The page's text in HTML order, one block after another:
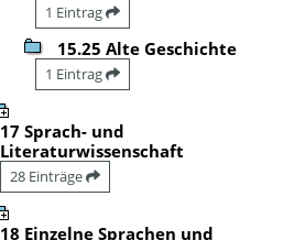
1 Eintrag
15.25 Alte Geschichte
1 Eintrag
17 Sprach- und
Literaturwissenschaft
28 Einträge
18 Einzelne Sprachen und